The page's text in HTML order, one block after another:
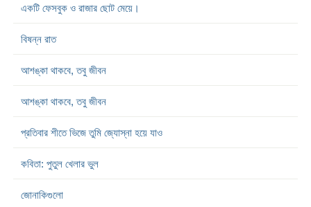
একটি ফেসবুক ও রাজার ছোট মেয়ে।
বিষন্ন রাত
আশঙ্কা থাকবে, তবু জীবন
আশঙ্কা থাকবে, তবু জীবন
প্রতিবার শীতে ভিজে তুমি জ্যোস্না হয়ে যাও
কবিতা: পুতুল খেলার ভুল
জোনাকিগুলো